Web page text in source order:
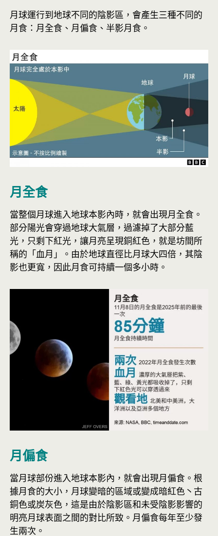
月球運行到地球不同的陰影區，會產生三種不同的
月食：月全食、月偏食、半影月食。
月全食
當整個月球進入地球本影內時，就會出現月全食。
部分陽光會穿過地球大氣層，過濾掉了大部分藍
光，只剩下紅光，讓月亮呈現銅紅色，就是坊間所
稱的「血月」。由於地球直徑比月球大四倍，其陰
影也更寬，因此月食可持續一個多小時。
月偏食
當月球部份進入地球本影內，就會出現月偏食。根
據月食的大小，月球變暗的區域或變成暗紅色丶古
銅色或炭灰色，這是由於陰影區和未受陰影影響的
明亮月球表面之間的對比所致。月偏食每年至少發
生兩次。